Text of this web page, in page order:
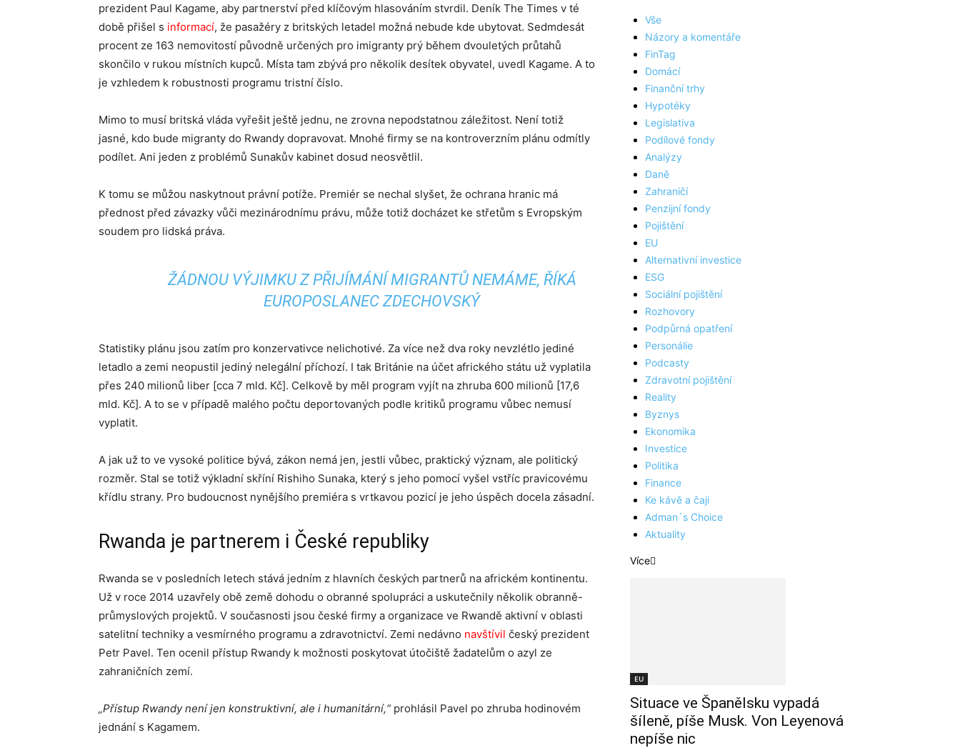
prezident Paul Kagame, aby partnerství před klíčovým hlasováním stvrdil. Deník The Times v té
době přišel s informací, že pasažéry z britských letadel možná nebude kde ubytovat. Sedmdesát
procent ze 163 nemovitostí původně určených pro imigranty prý během dvouletých průtahů
skončilo v rukou místních kupců. Místa tam zbývá pro několik desítek obyvatel, uvedl Kagame. A to
je vzhledem k robustnosti programu tristní číslo.
Mimo to musí britská vláda vyřešit ještě jednu, ne zrovna nepodstatnou záležitost. Není totiž
jasné, kdo bude migranty do Rwandy dopravovat. Mnohé firmy se na kontroverzním plánu odmítly
podílet. Ani jeden z problémů Sunakův kabinet dosud neosvětlil.
K tomu se můžou naskytnout právní potíže. Premiér se nechal slyšet, že ochrana hranic má
přednost před závazky vůči mezinárodnímu právu, může totiž docházet ke střetům s Evropským
soudem pro lidská práva.
ŽÁDNOU VÝJIMKU Z PŘIJÍMÁNÍ MIGRANTŮ NEMÁME, ŘÍKÁ
EUROPOSLANEC ZDECHOVSKÝ
Statistiky plánu jsou zatím pro konzervativce nelichotivé. Za více než dva roky nevzlétlo jediné
letadlo a zemi neopustil jediný nelegální příchozí. I tak Británie na účet afrického státu už vyplatila
přes 240 milionů liber [cca 7 mld. Kč]. Celkově by měl program vyjít na zhruba 600 milionů [17,6
mld. Kč]. A to se v případě malého počtu deportovaných podle kritiků programu vůbec nemusí
vyplatit.
A jak už to ve vysoké politice bývá, zákon nemá jen, jestli vůbec, praktický význam, ale politický
rozměr. Stal se totiž výkladní skříní Rishiho Sunaka, který s jeho pomocí vyšel vstříc pravicovému
křídlu strany. Pro budoucnost nynějšího premiéra s vrtkavou pozicí je jeho úspěch docela zásadní.
Rwanda je partnerem i České republiky
Rwanda se v posledních letech stává jedním z hlavních českých partnerů na africkém kontinentu.
Už v roce 2014 uzavřely obě země dohodu o obranné spolupráci a uskutečnily několik obranně-
průmyslových projektů. V současnosti jsou české firmy a organizace ve Rwandě aktivní v oblasti
satelitní techniky a vesmírného programu a zdravotnictví. Zemi nedávno navštívil český prezident
Petr Pavel. Ten ocenil přístup Rwandy k možnosti poskytovat útočiště žadatelům o azyl ze
zahraničních zemí.
„Přístup Rwandy není jen konstruktivní, ale i humanitární,“prohlásil Pavel po zhruba hodinovém
jednání s Kagamem.
Vše
Názory a komentáře
FinTag
Domácí
Finanční trhy
Hypotéky
Legislativa
Podílové fondy
Analýzy
Daně
Zahraničí
Penzijní fondy
Pojištění
EU
Alternativní investice
ESG
Sociální pojištění
Rozhovory
Podpůrná opatření
Personálie
Podcasty
Zdravotní pojištění
Reality
Byznys
Ekonomika
Investice
Politika
Finance
Ke kávě a čaji
Adman´s Choice
Aktuality
Více
EU
Situace ve Španělsku vypadá
šíleně, píše Musk. Von Leyenová
nepíše nic